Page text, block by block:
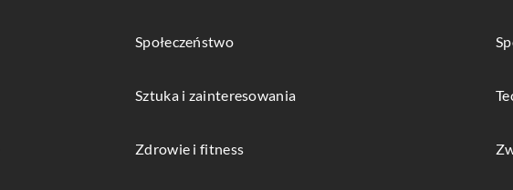
Społeczeństwo
Sztuka i zainteresowania
Zdrowie i fitness